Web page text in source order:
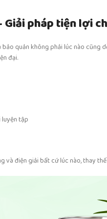
pháp tiện lợi
quản không phải lúc nào cũng
đại.
tập
và điện giải bất cứ lúc nào, thay